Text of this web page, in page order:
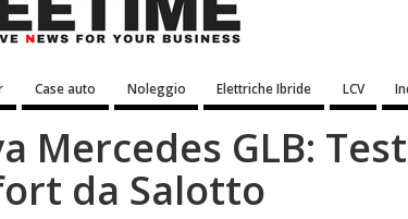
Case auto Noleggio Elettriche Ibride LCV
Mercedes GLB:
da Salotto